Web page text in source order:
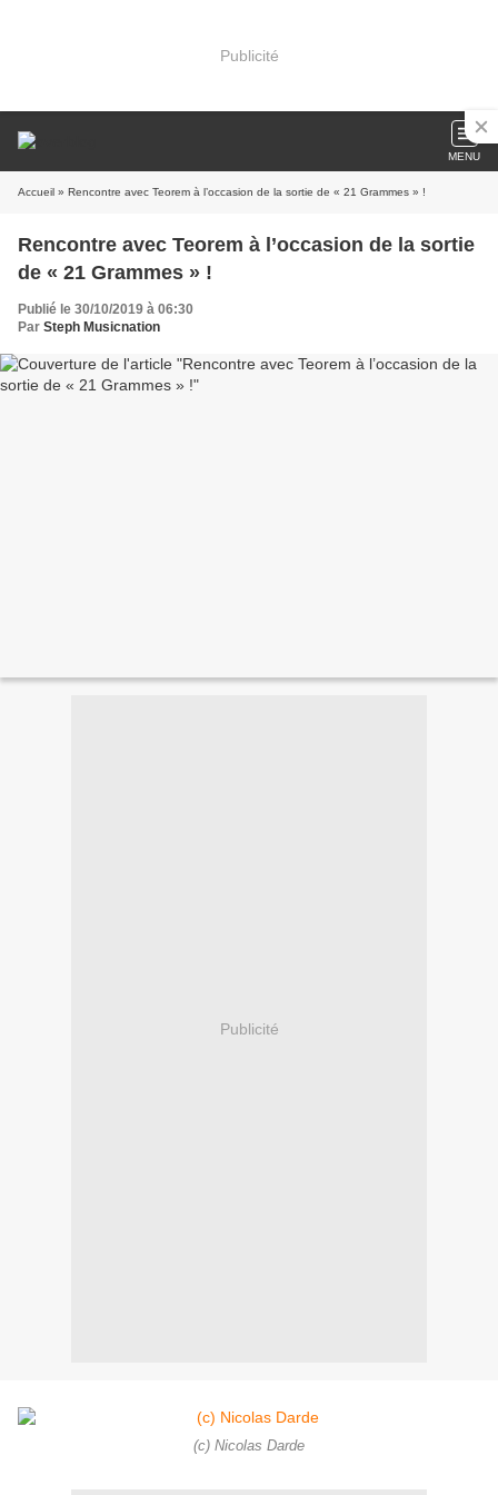
Publicité
MENU
Accueil » Rencontre avec Teorem à l’occasion de la sortie de « 21 Grammes » !
Rencontre avec Teorem à l’occasion de la sortie
de « 21 Grammes » !
Publié le 30/10/2019 à 06:30
Par Steph Musicnation
Publicité
(c) Nicolas Darde